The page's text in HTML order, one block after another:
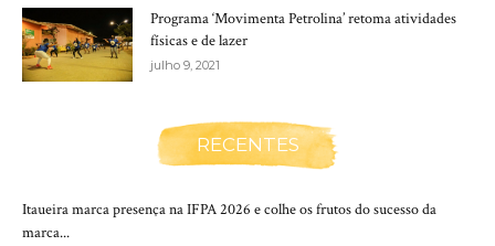
Programa ‘Movimenta Petrolina’ retoma atividades
físicas e de lazer
julho 9, 2021
RECENTES
Itaueira marca presença na IFPA 2026 e colhe os frutos do sucesso da
marca...